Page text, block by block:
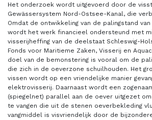
Het onderzoek wordt uitgevoerd door de
Gewässersystem Nord-Ostsee-Kanal, die
Omdat de ontwikkeling van de palingstand
wordt het werk financieel ondersteund met
visserijheffing van de deelstaat Schleswig-
Fonds voor Maritieme Zaken, Visserij en
doel van de bemonstering is vooral om de
die zich in de oeverzone schuilhouden. Het
vissen wordt op een vriendelijke manier
elektrovisserij. Daarnaast wordt een
(spiegelnet) parallel aan de oever uitgezet
te vangen die uit de stenen oeverbekleding
vangmiddel is visvriendelijk door de